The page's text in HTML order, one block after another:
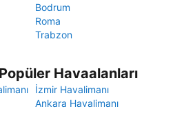
Bodrum
Roma
Trabzon
Havaalanları
İzmir Havalimanı
Ankara Havalimanı